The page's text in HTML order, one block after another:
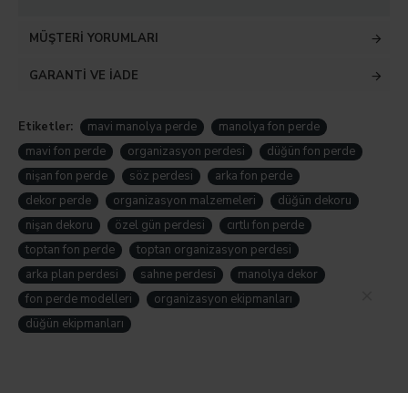
Hemen Sipariş Ver
MÜŞTERI YORUMLARI
GARANTI VE İADE
Etiketler: mavi manolya perde
manolya fon perde
mavi fon perde
organizasyon perdesi
düğün fon perde
nişan fon perde
söz perdesi
arka fon perde
dekor perde
organizasyon malzemeleri
düğün dekoru
nişan dekoru
özel gün perdesi
cırtlı fon perde
toptan fon perde
toptan organizasyon perdesi
arka plan perdesi
sahne perdesi
manolya dekor
fon perde modelleri
organizasyon ekipmanları
düğün ekipmanları